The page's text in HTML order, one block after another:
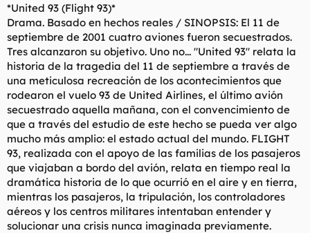
*United 93 (Flight 93)*
Drama. Basado en hechos reales / SINOPSIS: El 11 de
septiembre de 2001 cuatro aviones fueron secuestrados.
Tres alcanzaron su objetivo. Uno no... "United 93" relata la
historia de la tragedia del 11 de septiembre a través de
una meticulosa recreación de los acontecimientos que
rodearon el vuelo 93 de United Airlines, el último avión
secuestrado aquella mañana, con el convencimiento de
que a través del estudio de este hecho se pueda ver algo
mucho más amplio: el estado actual del mundo. FLIGHT
93, realizada con el apoyo de las familias de los pasajeros
que viajaban a bordo del avión, relata en tiempo real la
dramática historia de lo que ocurrió en el aire y en tierra,
mientras los pasajeros, la tripulación, los controladores
aéreos y los centros militares intentaban entender y
solucionar una crisis nunca imaginada previamente.